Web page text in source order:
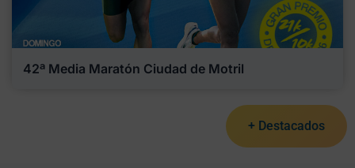
42ª Media Maratón Ciudad de Motril
+ Destacados